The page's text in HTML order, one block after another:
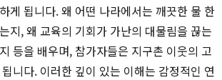
게 됩니다. 왜 어떤 나라에서는 깨끗한 물 한
지, 왜 교육의 기회가 가난의 대물림을 끊는
등을 배우며, 참가자들은 지구촌 이웃의 고
니다. 이러한 깊이 있는 이해는 감정적인 연